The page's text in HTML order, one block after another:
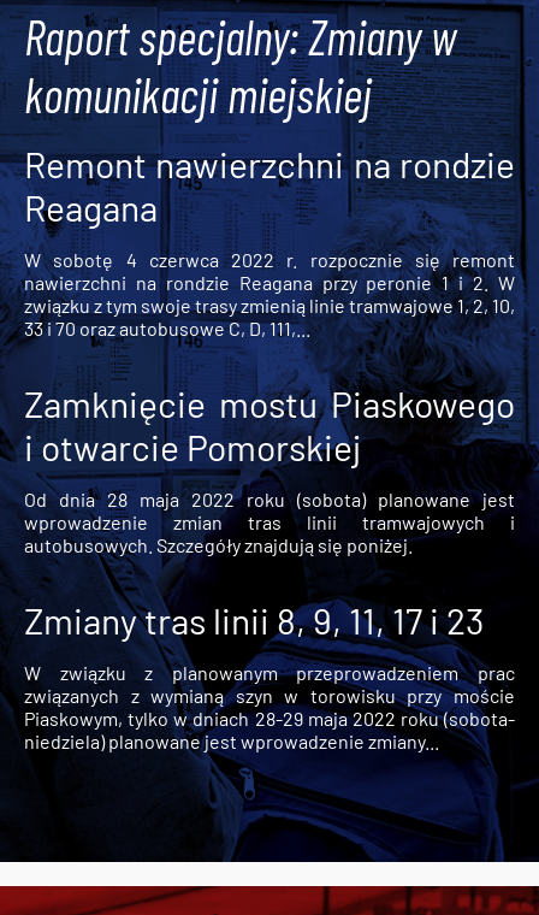
Raport specjalny: Zmiany w
komunikacji miejskiej
Remont nawierzchni na rondzie
Reagana
W sobotę 4 czerwca 2022 r. rozpocznie się remont
nawierzchni na rondzie Reagana przy peronie 1 i 2. W
związku z tym swoje trasy zmienią linie tramwajowe 1, 2, 10,
33 i 70 oraz autobusowe C, D, 111,...
Zamknięcie mostu Piaskowego
i otwarcie Pomorskiej
Od dnia 28 maja 2022 roku (sobota) planowane jest
wprowadzenie zmian tras linii tramwajowych i
autobusowych. Szczegóły znajdują się poniżej.
Zmiany tras linii 8, 9, 11, 17 i 23
W związku z planowanym przeprowadzeniem prac
związanych z wymianą szyn w torowisku przy moście
Piaskowym, tylko w dniach 28-29 maja 2022 roku (sobota-
niedziela) planowane jest wprowadzenie zmiany...